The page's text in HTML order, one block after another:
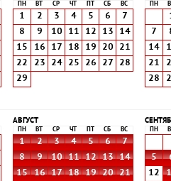
ПН ВТ СР ЧТ СБ ВС
1 2 3 4 5 6
7
8
9 10 11 12 13
14
15
16 17 18 19 20
21
22
23 24 25 26 27
28
29
ПН
7
14
21
28
АВГУСТ
ПН ВТ СР ЧТ СБ ВС
1 2 3 4 5 6
7
8
9 10 11 12 13
14
15
16 17 18 19 20
21
ПН
5
12